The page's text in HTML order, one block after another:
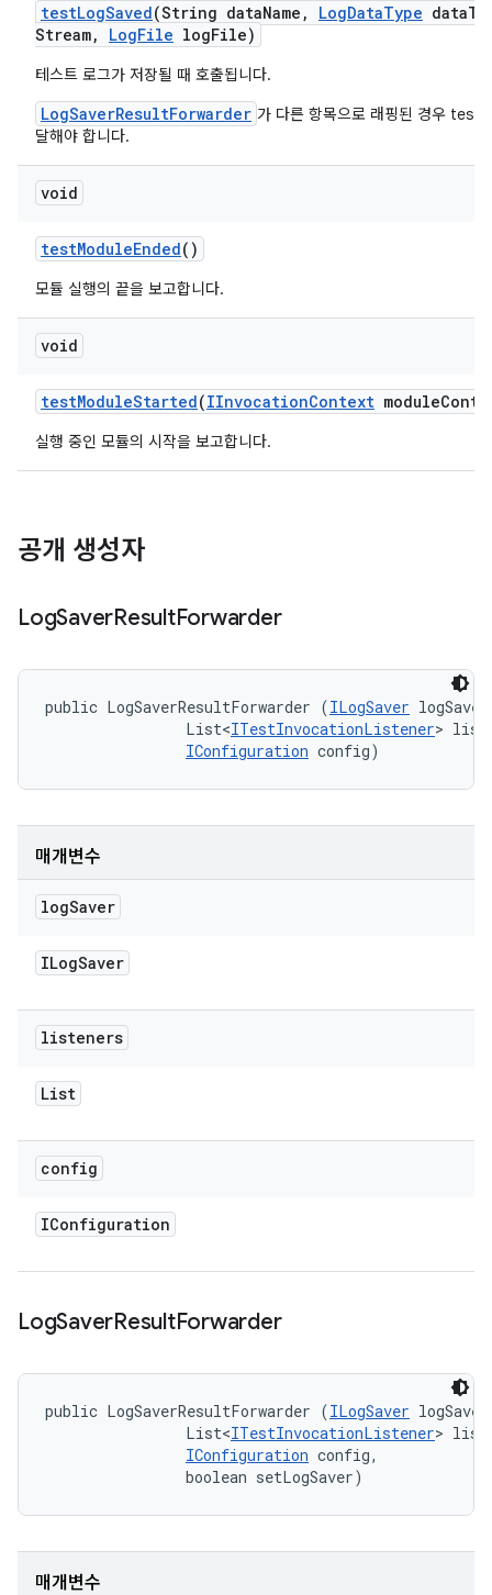
testLogSaved(String dataName , LogDataType data
Stream, LogFile logFile)
테스트 로그가 저장될 때 호출됩니다.
LogSaverResultForwarder 가 다른 항목으로 래핑된 경우
달해야 합니다.
void
testModuleEnded()
모듈 실행의 끝을 보고합니다.
void
testModuleStarted(IInvocationContext module
실행 중인 모듈의 시작을 보고합니다.
공개 생성자
LogSaverResultForwarder
public LogSaverResultForwarder (ILogSaver
                List<
ITestInvocationListener>
IConfiguration config)
매개변수
logSaver
ILogSaver
listeners
List
config
IConfiguration
LogSaverResultForwarder
public LogSaverResultForwarder (ILogSaver
                List<
ITestInvocationListener>
IConfiguration config,
                boolean setLogSaver)
매개변수